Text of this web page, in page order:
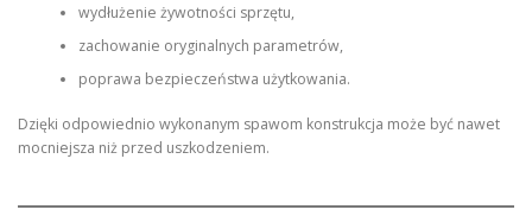
wydłużenie żywotności sprzętu,
zachowanie oryginalnych parametrów,
poprawa bezpieczeństwa użytkowania.
Dzięki odpowiednio wykonanym spawom konstrukcja może być nawet
mocniejsza niż przed uszkodzeniem.